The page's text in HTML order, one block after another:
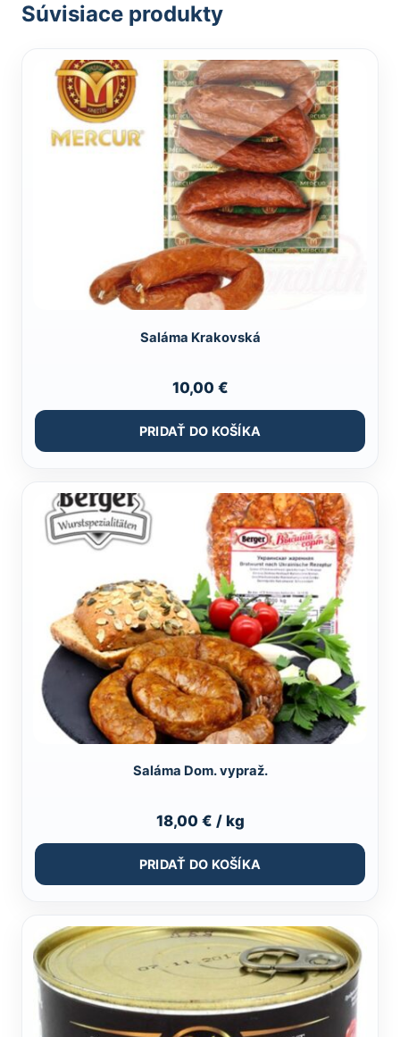
Súvisiace produkty
Saláma Krakovská
10,00 €
PRIDAŤ DO KOŠÍKA
Saláma Dom. vypraž.
18,00 € / kg
PRIDAŤ DO KOŠÍKA